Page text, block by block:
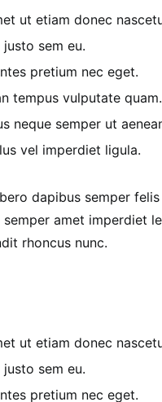
ut etiam donec
justo sem eu.
pretium nec eget.
tempus vulputate quam.
neque semper ut
vel imperdiet ligula.
dapibus semper
amet imperdiet
rhoncus nunc.
ut etiam donec
justo sem eu.
pretium nec eget.